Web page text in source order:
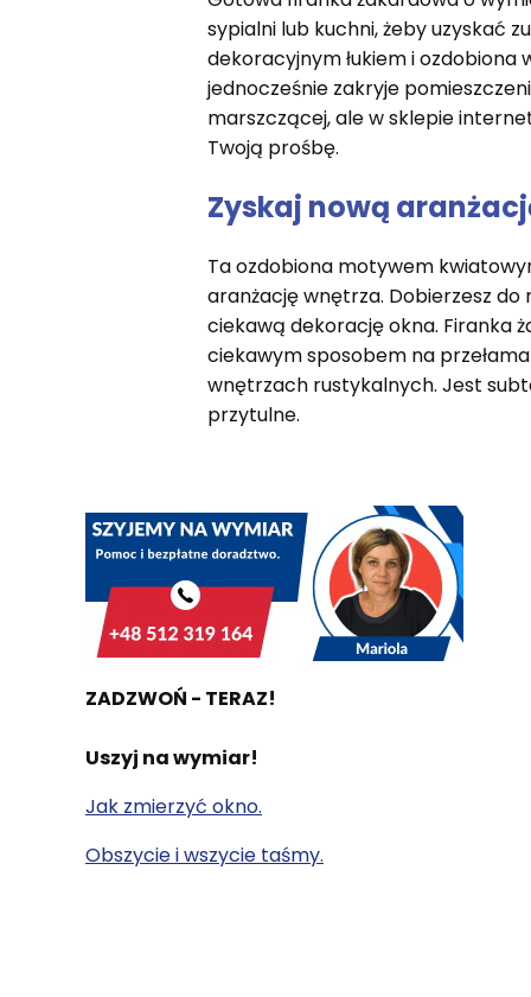
sypialni lub kuchni, żeby uzyskać
dekoracyjnym łukiem i ozdobiona
jednocześnie zakryje
marszczącej, ale w sklepie
Twoją prośbę.
Zyskaj nową
Ta ozdobiona motywem
aranżację wnętrza. Dobierzesz do
ciekawą dekorację okna. Firanka
ciekawym sposobem na
wnętrzach rustykalnych. Jest
przytulne.
ZADZWOŃ - TERAZ!
Uszyj na wymiar!
Jak zmierzyć okno.
Obszycie i wszycie taśmy.